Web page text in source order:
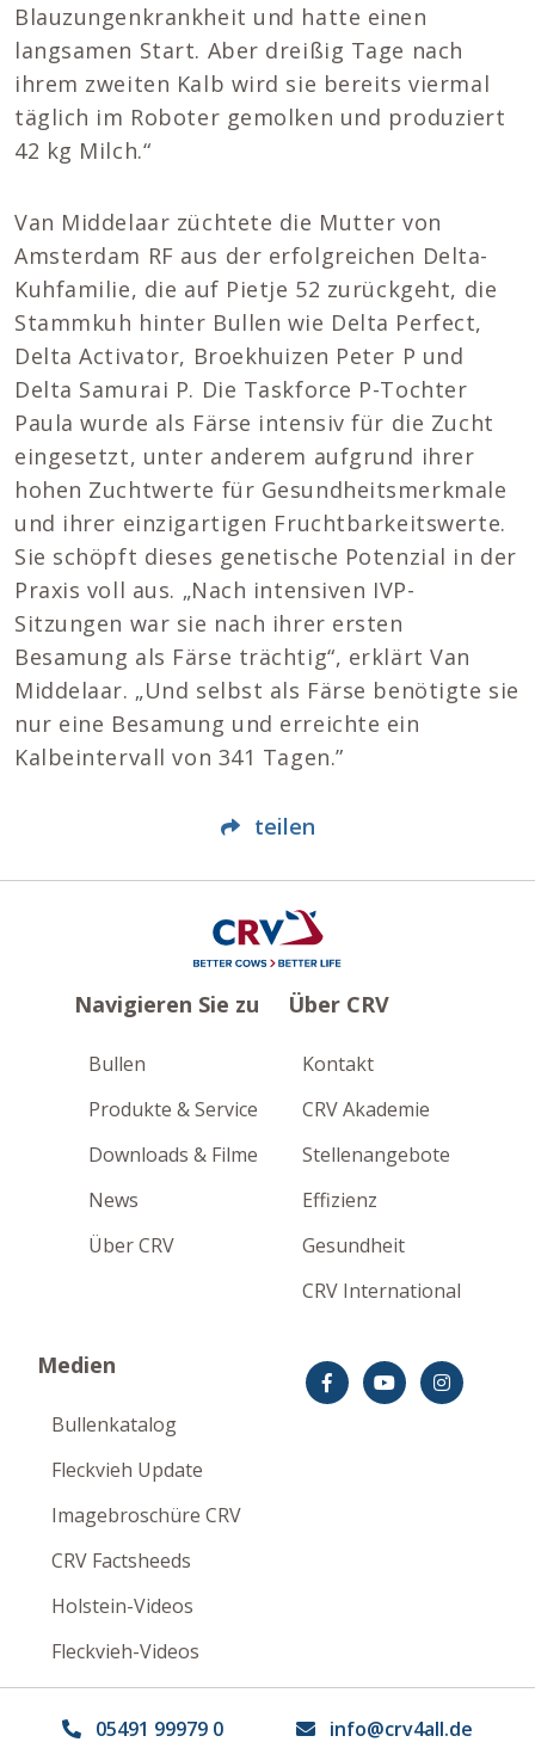
05491 99979 0 info@crv4all.de
Blauzungenkrankheit und hatte einen
langsamen Start. Aber dreißig Tage nach
ihrem zweiten Kalb wird sie bereits viermal
täglich im Roboter gemolken und produziert
42 kg Milch.“
Van Middelaar züchtete die Mutter von
Amsterdam RF aus der erfolgreichen Delta-
Kuhfamilie, die auf Pietje 52 zurückgeht, die
Stammkuh hinter Bullen wie Delta Perfect,
Delta Activator, Broekhuizen Peter P und
Delta Samurai P. Die Taskforce P-Tochter
Paula wurde als Färse intensiv für die Zucht
eingesetzt, unter anderem aufgrund ihrer
hohen Zuchtwerte für Gesundheitsmerkmale
und ihrer einzigartigen Fruchtbarkeitswerte.
Sie schöpft dieses genetische Potenzial in der
Praxis voll aus. „Nach intensiven IVP-
Sitzungen war sie nach ihrer ersten
Besamung als Färse trächtig“, erklärt Van
Middelaar. „Und selbst als Färse benötigte sie
nur eine Besamung und erreichte ein
Kalbeintervall von 341 Tagen.”
teilen
Navigieren Sie zu
Bullen
Produkte & Service
Downloads & Filme
News
Über CRV
Über CRV
Kontakt
CRV Akademie
Stellenangebote
Effizienz
Gesundheit
CRV International
Medien
Bullenkatalog
Fleckvieh Update
Imagebroschüre CRV
CRV Factsheeds
Holstein-Videos
Fleckvieh-Videos
Impressum